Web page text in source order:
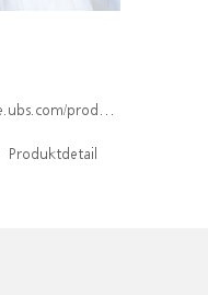
index/isin/DE000WA4VL39
Produktdetail